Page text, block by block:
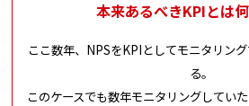
本来あるべきKPIとは
ここ数年、NPSをKPIとしてモニタリン
る。
このケースでも数年モニタリングしてい